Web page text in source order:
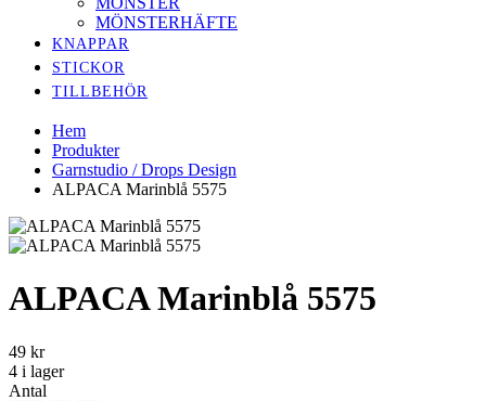
MÖNSTERHÄFTE
KNAPPAR
STICKOR
TILLBEHÖR
Hem
Produkter
Garnstudio / Drops Design
ALPACA Marinblå 5575
ALPACA Marinblå 5575
49 kr
4 i lager
Antal